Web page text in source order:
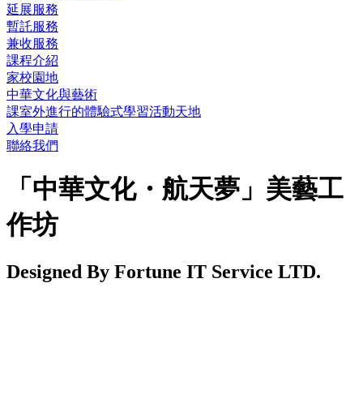
延展服務
暫託服務
兼收服務
課程介紹
家校園地
中華文化與藝術
課室外進行的體驗式學習活動天地
入學申請
聯絡我們
「中華文化・航天夢」美藝工
作坊
Designed By Fortune IT Service LTD.